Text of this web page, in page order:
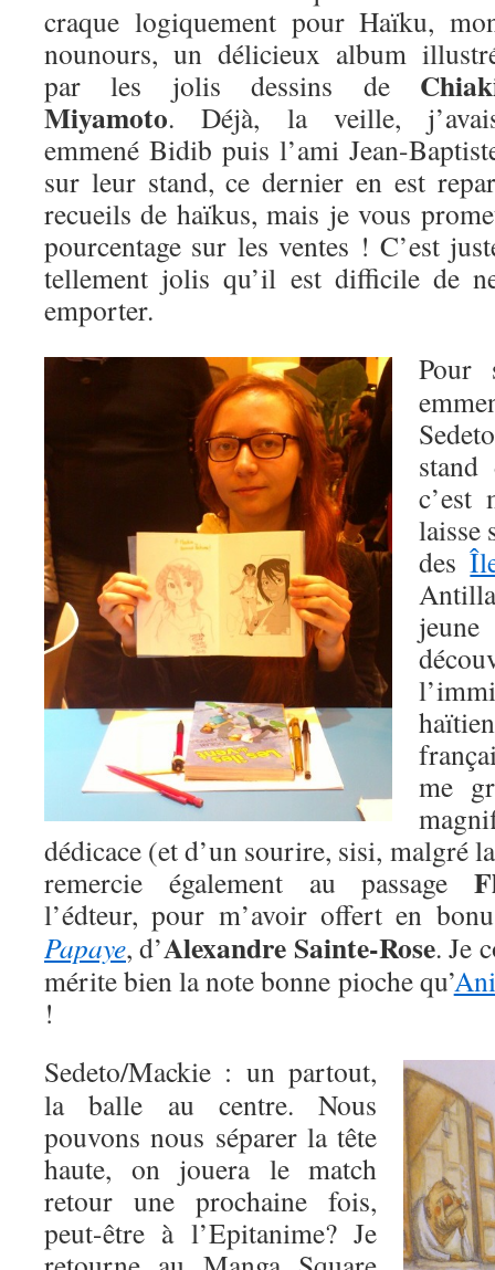
craque logiquement pour Haïku,
nounours, un délicieux album
par les jolis dessins de
Miyamoto. Déjà, la veille,
emmené Bidib puis l’ami Jean-
sur leur stand, ce dernier en est
recueils de haïkus, mais je vous
pourcentage sur les ventes ! C’est
tellement jolis qu’il est difficile de
emporter.
Pour
stand
c’est
laisse
des
me
dédicace (et d’un sourire, sisi, malgré
remercie également au passage
l’édteur, pour m’avoir offert en
Papaye, d’Alexandre Sainte-Rose. Je
mérite bien la note bonne pioche qu’
!
Sedeto/Mackie : un partout,
la balle au centre. Nous
pouvons nous séparer la tête
haute, on jouera le match
retour une prochaine fois,
peut-être à l’Epitanime? Je